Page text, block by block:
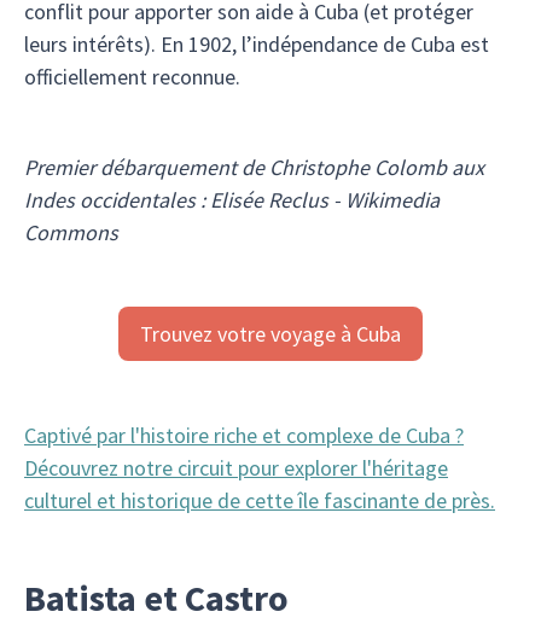
conflit pour apporter son aide à Cuba (et protéger
leurs intérêts). En 1902, l’indépendance de Cuba est
officiellement reconnue.
Premier débarquement de Christophe Colomb aux
Indes occidentales : Elisée Reclus - Wikimedia
Commons
Trouvez votre voyage à Cuba
Captivé par l'histoire riche et complexe de Cuba ?
Découvrez notre circuit pour explorer l'héritage
culturel et historique de cette île fascinante de près.
Batista et Castro